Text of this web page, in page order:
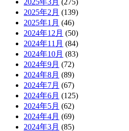
2025年2月 (139)
2025年1月 (46)
2024年12月 (50)
2024年11月 (84)
2024年10月 (83)
2024年9月 (72)
2024年8月 (89)
2024年7月 (67)
2024年6月 (125)
2024年5月 (62)
2024年4月 (69)
2024年3月 (85)